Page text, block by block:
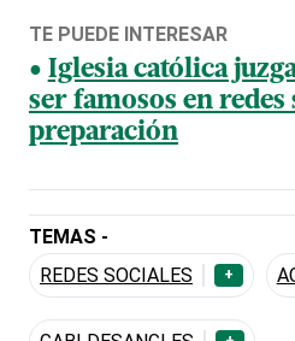
TE PUEDE INTERESAR
Iglesia católica
ser famosos en redes
preparación
TEMAS -
REDES SOCIALES
+